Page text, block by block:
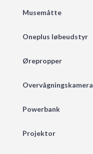
Musemåtte
Oneplus løbeudstyr
Ørepropper
Overvågningskamera
Powerbank
Projektor